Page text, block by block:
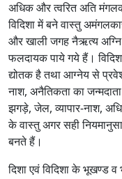
अधिक और त्वरित अति
विदिशा में बने वास्तु
और खाली जगह नैऋत्य अग्नि
फलदायक पाये गये हैं।
द्योतक है तथा आग्नेय से
नाश, अनैतिकता का जन्मदाता
झगड़े, जेल, व्यापार-नाश,
के वास्तु अगर सही
बनते हैं।
दिशा एवं विदिशा के भूखण्ड